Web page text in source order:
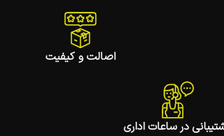
اصالت و کیفیت
در ساعات اداری